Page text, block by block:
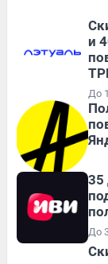
и
До
35
До